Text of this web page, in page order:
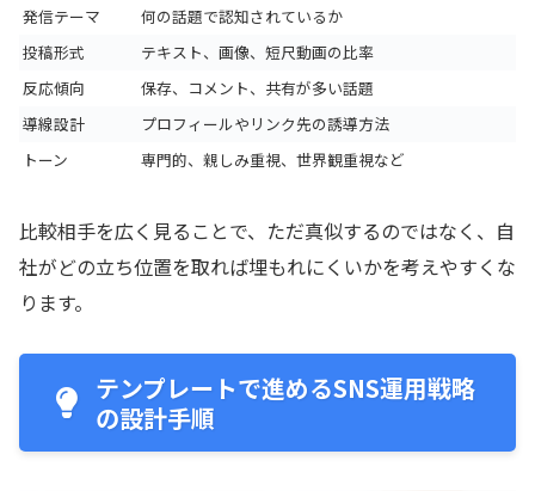
発信テーマ
何の話題で認知されているか
投稿形式
テキスト、画像、短尺動画の比率
反応傾向
保存、コメント、共有が多い話題
導線設計
プロフィールやリンク先の誘導方法
トーン
専門的、親しみ重視、世界観重視など
比較相手を広く見ることで、ただ真似するのではなく、自
社がどの立ち位置を取れば埋もれにくいかを考えやすくな
ります。
テンプレートで進めるSNS運用戦略
の設計手順